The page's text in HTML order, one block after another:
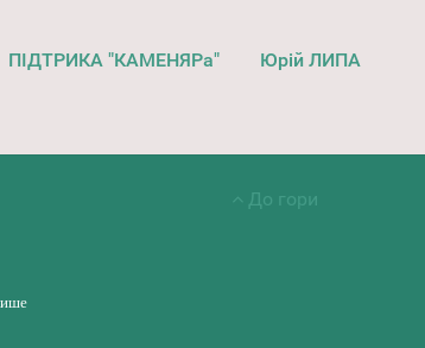
ПІДТРИКА "КАМЕНЯРа" Юрій ЛИПА
До гори